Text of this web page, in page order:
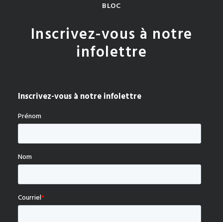
BLOC
Inscrivez-vous à notre
infolettre